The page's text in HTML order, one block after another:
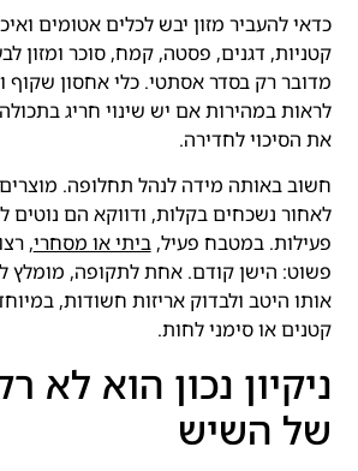
כדאי להעביר מזון יבש לכלים אטומים
קטניות, דגנים, פסטה, קמח, סוכר ומזון
מדובר רק בסדר אסתטי. כלי אחסון
לראות במהירות אם יש שינוי חריג
את הסיכוי לחדירה.
חשוב באותה מידה לנהל תחלופה.
לאחור נשכחים בקלות, ודווקא הם נוטים
פעילות. במטבח פעיל,ביתי או מסחרי,
פשוט: הישן קודם. אחת לתקופה, מומלץ
אותו היטב ולבדוק אריזות חשודות,
קטנים או סימני לחות.
ניקיון נכון הוא לא
של השיש